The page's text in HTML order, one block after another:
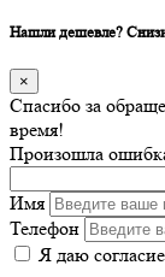
Нашли дешевле?
×
Спасибо за
время!
Произошла
Имя
Телефон
Я даю